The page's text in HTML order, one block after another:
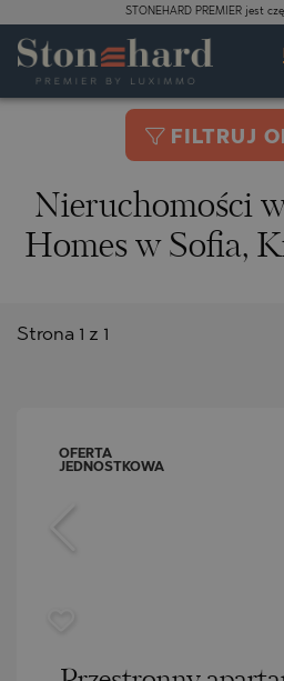
STONEHARD PREMIER jest
FILTRUJ
Nieruchomości
Homes w Sofia,
Strona 1 z 1
OFERTA
JEDNOSTKOWA